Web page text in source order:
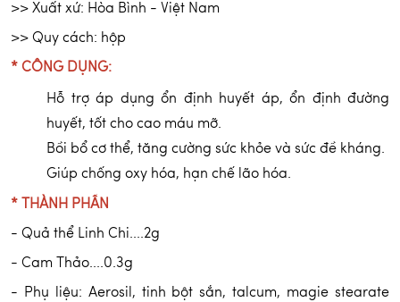
>> Xuất xứ: Hòa Bình - Việt Nam
>> Quy cách: hộp
* CÔNG DỤNG:
Hỗ trợ áp dụng ổn định huyết áp, ổn định đường
huyết, tốt cho cao máu mỡ.
Bồi bổ cơ thể, tăng cường sức khỏe và sức đề kháng.
Giúp chống oxy hóa, hạn chế lão hóa.
* THÀNH PHẦN
- Quả thể Linh Chi....2g
- Cam Thảo....0.3g
- Phụ liệu: Aerosil, tinh bột sắn, talcum, magie stearate